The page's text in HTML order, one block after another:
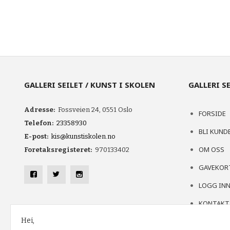
GALLERI SEILET / KUNST I SKOLEN
Adresse: Fossveien 24, 0551 Oslo
Telefon: 23358930
E-post: kis@kunstiskolen.no
Foretaksregisteret: 970133402
GALLERI
FORSIDE
BLI
OM OSS
LOGG INN
Hei,